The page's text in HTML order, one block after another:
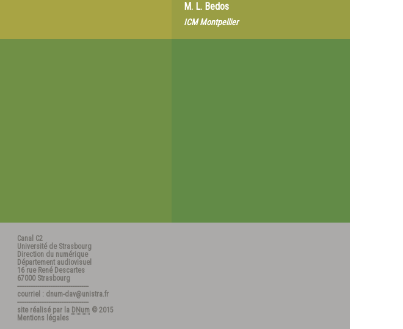
M. L. Bedos
ICM Montpellier
Canal C2
Université de Strasbourg
Direction du numérique
Département audiovisuel
16 rue René Descartes
67000 Strasbourg
---------------------------------------
courriel : dnum-dav@unistra.fr
---------------------------------------
site réalisé par la DNum © 2015
Mentions légales